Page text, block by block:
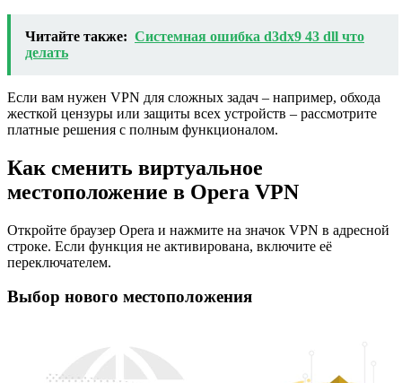
Читайте также: Системная ошибка d3dx9 43 dll что
делать
Если вам нужен VPN для сложных задач – например, обхода
жесткой цензуры или защиты всех устройств – рассмотрите
платные решения с полным функционалом.
Как сменить виртуальное
местоположение в Opera VPN
Откройте браузер Opera и нажмите на значок VPN в адресной
строке. Если функция не активирована, включите её
переключателем.
Выбор нового местоположения